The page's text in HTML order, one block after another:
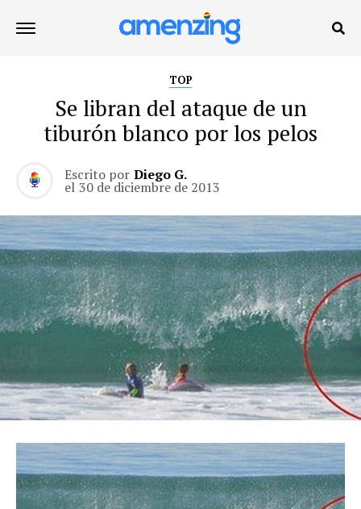
TOP
Se libran del ataque de un
tiburón blanco por los pelos
Escrito por Diego G.
el 30 de diciembre de 2013